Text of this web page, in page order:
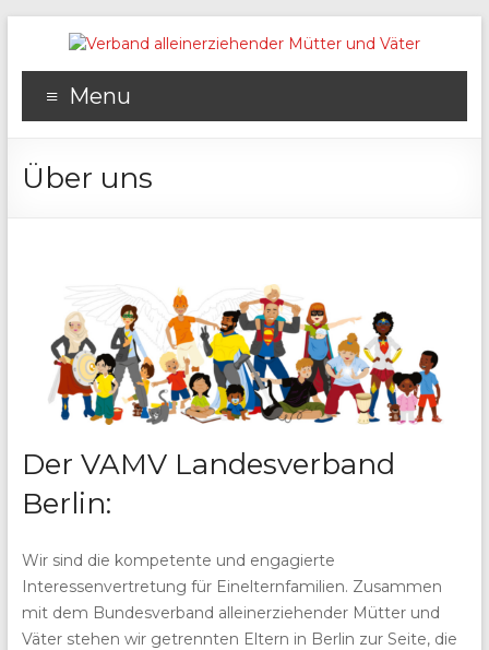
Menu
Über uns
Der VAMV Landesverband
Berlin:
Wir sind die kompetente und engagierte
Interessenvertretung für Einelternfamilien. Zusammen
mit dem Bundesverband alleinerziehender Mütter und
Väter stehen wir getrennten Eltern in Berlin zur Seite, die